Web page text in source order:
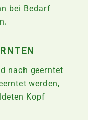
bei Bedarf
nach geerntet
werden,
Kopf